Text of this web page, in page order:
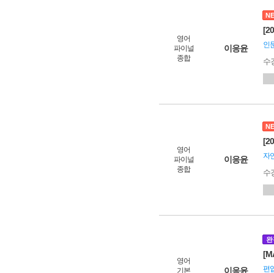
영어
파이널
종합
이응윤 인
수
영어
파이널
종합
이응윤 자
수
영어
기본
이응윤
완
편